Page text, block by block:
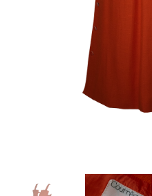
Sitemap
Forums